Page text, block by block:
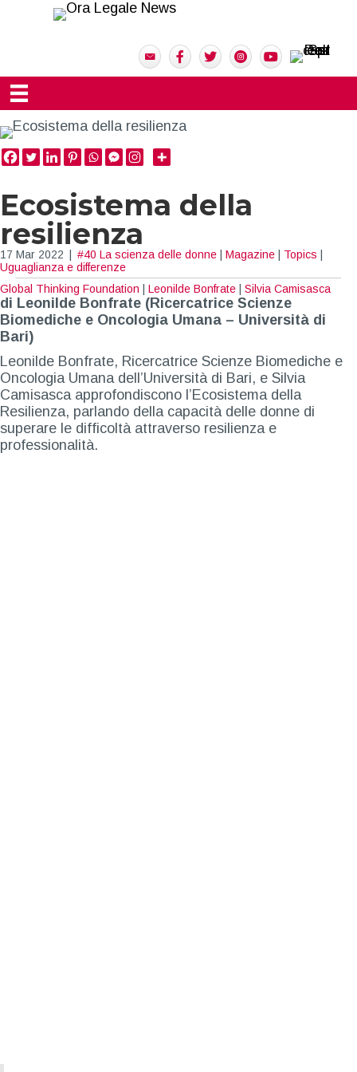
Ecosistema della
resilienza
17 Mar 2022 #40 La scienza delle donne Magazine Topics
Uguaglianza e differenze
Global Thinking Foundation
Leonilde Bonfrate Silvia Camisasca
di Leonilde Bonfrate (Ricercatrice Scienze
Biomediche e Oncologia Umana – Università di
Bari)
Leonilde Bonfrate, Ricercatrice Scienze Biomediche e
Oncologia Umana dell’Università di Bari, e Silvia
Camisasca approfondiscono l’Ecosistema della
Resilienza, parlando della capacità delle donne di
superare le difficoltà attraverso resilienza e
professionalità.